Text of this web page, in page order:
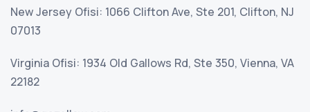
New Jersey Ofisi: 1066 Clifton Ave, Ste 201, Clifton, NJ
07013
Virginia Ofisi: 1934 Old Gallows Rd, Ste 350, Vienna, VA
22182